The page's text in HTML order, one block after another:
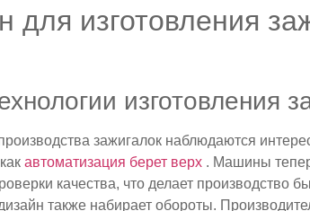
изготовления
изготовления
зажигалок наблюдаются
автоматизация берет верх . Машины
качества, что делает производство
также набирает обороты.